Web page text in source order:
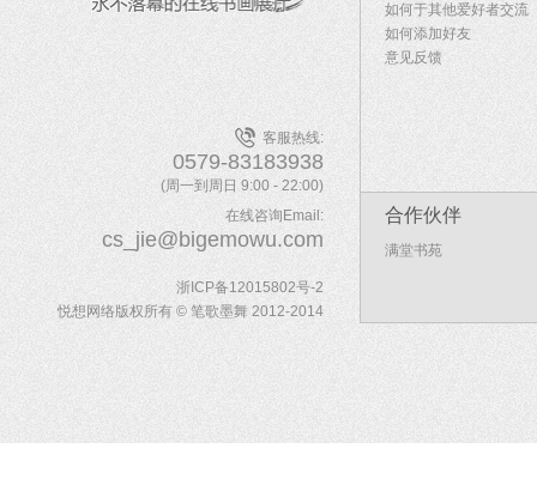
客服热线:
0579-83183938
(周一到周日 9:00 - 22:00)
在线咨询Email:
cs_jie@bigemowu.com
浙ICP备12015802号-2
悦想网络版权所有 © 笔歌墨舞 2012-2014
如何于其他爱好者交流
如何添加好友
意见反馈
合作伙伴
满堂书苑